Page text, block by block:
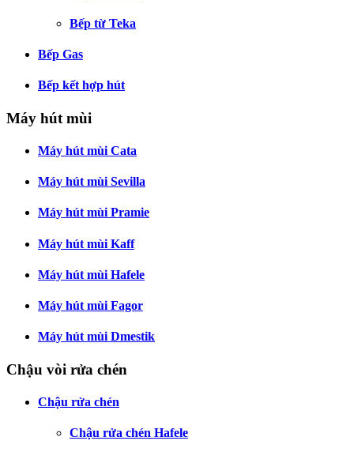
Bếp từ Teka
Bếp Gas
Bếp kết hợp hút
Máy hút mùi
Máy hút mùi Cata
Máy hút mùi Sevilla
Máy hút mùi Pramie
Máy hút mùi Kaff
Máy hút mùi Hafele
Máy hút mùi Fagor
Máy hút mùi Dmestik
Chậu vòi rửa chén
Chậu rửa chén
Chậu rửa chén Hafele